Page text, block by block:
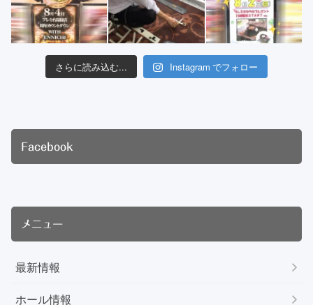
さらに読み込む... Instagram でフォロー
Facebook
メニュー
最新情報
ホール情報